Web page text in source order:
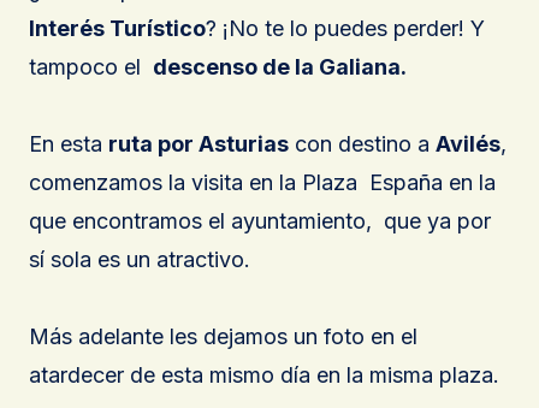
Interés Turístico? ¡No te lo puedes perder! Y
tampoco el descenso de la Galiana.
En esta ruta por Asturias con destino a Avilés,
comenzamos la visita en la Plaza España en la
que encontramos el ayuntamiento, que ya por
sí sola es un atractivo.
Más adelante les dejamos un foto en el
atardecer de esta mismo día en la misma plaza.